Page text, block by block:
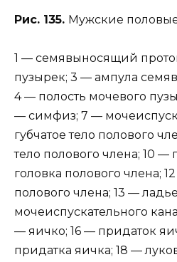
Рис. 135. Мужские
1 — семявыносящий
пузырек; 3 — ампула
4 — полость мочевого
— симфиз; 7 —
губчатое тело полового
тело полового члена; 10 —
головка полового члена;
полового члена; 13 —
мочеиспускательного
— яичко; 16 — придаток
придатка яичка; 18 —